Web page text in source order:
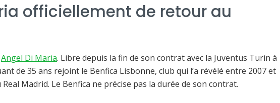
officiellement de retour au
Angel Di Maria. Libre depuis la fin de son contrat avec la Juventus Turin à
de 35 ans rejoint le Benfica Lisbonne, club qui l’a révélé entre 2007 et
Madrid. Le Benfica ne précise pas la durée de son contrat.